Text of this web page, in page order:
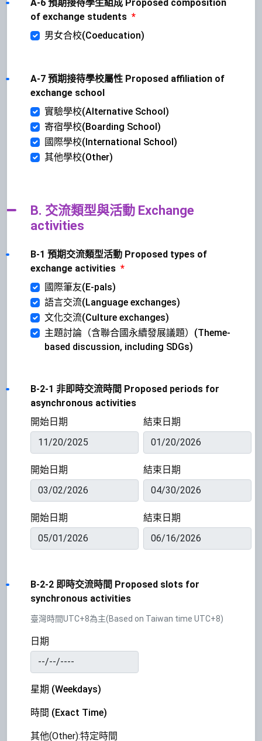
A-6 預期接待學生組成 Proposed composition
of exchange students *
男女合校(Coeducation)
A-7 預期接待學校屬性 Proposed affiliation of
exchange school
實驗學校(Alternative School)
寄宿學校(Boarding School)
國際學校(International School)
其他學校(Other)
B. 交流類型與活動 Exchange
activities
B-1 預期交流類型活動 Proposed types of
exchange activities *
國際筆友(E-pals)
語言交流(Language exchanges)
文化交流(Culture exchanges)
主題討論（含聯合國永續發展議題）(Theme-
based discussion, including SDGs)
B-2-1 非即時交流時間 Proposed periods for
asynchronous activities
開始日期
結束日期
開始日期 結束日期
開始日期 結束日期
B-2-2 即時交流時間 Proposed slots for
synchronous activities
臺灣時間UTC+8為主(Based on Taiwan time UTC+8)
日期
星期 (Weekdays)
時間 (Exact Time)
其他(Other):特定時間